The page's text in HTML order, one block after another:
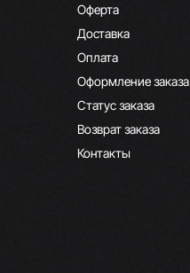
Оферта
Доставка
Оплата
Оформление заказа
Статус заказа
Возврат заказа
Контакты